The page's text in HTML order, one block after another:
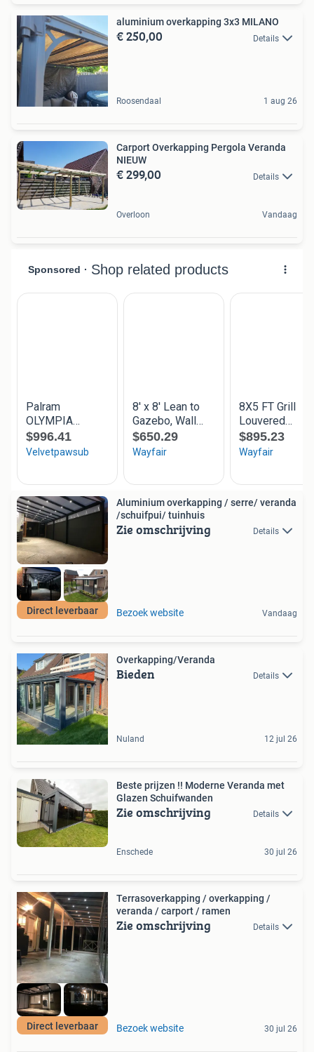
aluminium overkapping 3x3 MILANO
€ 250,00 Details
Roosendaal 1 aug 26
Carport Overkapping Pergola Veranda
NIEUW
€ 299,00 Details
Overloon Vandaag
Direct leverbaar
Aluminium overkapping / serre/ veranda
/schuifpui/ tuinhuis
Zie omschrijving Details
Bezoek website Vandaag
Overkapping/Veranda
Bieden Details
Nuland 12 jul 26
Beste prijzen !! Moderne Veranda met
Glazen Schuifwanden
Zie omschrijving Details
Enschede 30 jul 26
Direct leverbaar
Terrasoverkapping / overkapping /
veranda / carport / ramen
Zie omschrijving Details
Bezoek website 30 jul 26